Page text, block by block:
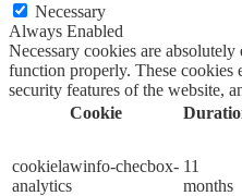
Necessary
Always Enabled
Necessary cookies are
function properly. These cookies
security features of the website,
Cookie
cookielawinfo-checbox-
analytics
11
months